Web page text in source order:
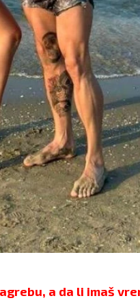
a da li imaš
19.2 - 20.3
Ovaj period je
za početak
ili saradnje s
Problem u
u vezi s
Zbog previše posla,
ste stavili po strani.
takođe, malo
provode s
što će im on i
Bolovi u